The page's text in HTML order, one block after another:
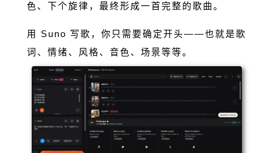
色、下个旋律，最终形成一首完整的歌曲。
用 Suno 写歌，你只需要确定开头——也就是歌
词、情绪、风格、音色、场景等等。